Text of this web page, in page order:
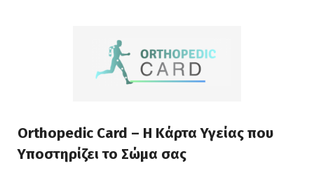
Orthopedic Card – Η Κάρτα Υγείας που
Υποστηρίζει το Σώμα σας